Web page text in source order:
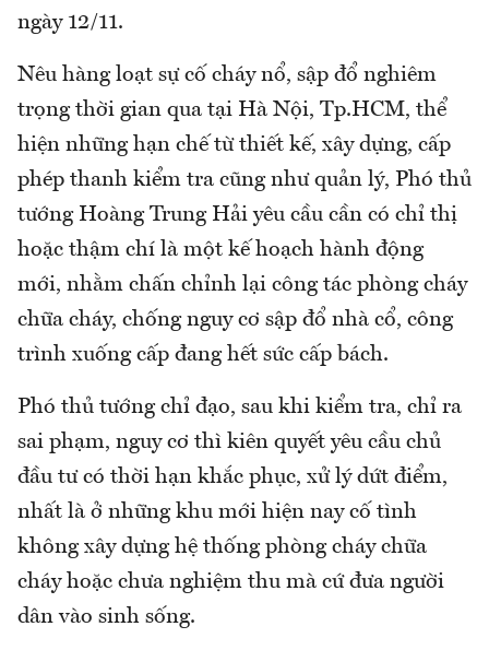
ngày 12/11.
Nêu hàng loạt sự cố cháy nổ, sập đổ nghiêm
trọng thời gian qua tại Hà Nội, Tp.HCM, thể
hiện những hạn chế từ thiết kế, xây dựng, cấp
phép thanh kiểm tra cũng như quản lý, Phó thủ
tướng Hoàng Trung Hải yêu cầu cần có chỉ thị
hoặc thậm chí là một kế hoạch hành động
mới, nhằm chấn chỉnh lại công tác phòng cháy
chữa cháy, chống nguy cơ sập đổ nhà cổ, công
trình xuống cấp đang hết sức cấp bách.
Phó thủ tướng chỉ đạo, sau khi kiểm tra, chỉ ra
sai phạm, nguy cơ thì kiên quyết yêu cầu chủ
đầu tư có thời hạn khắc phục, xử lý dứt điểm,
nhất là ở những khu mới hiện nay cố tình
không xây dựng hệ thống phòng cháy chữa
cháy hoặc chưa nghiệm thu mà cứ đưa người
dân vào sinh sống.